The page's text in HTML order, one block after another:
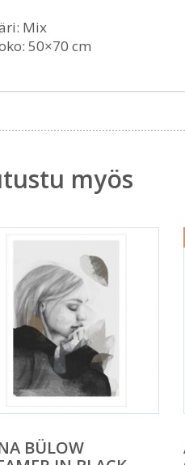
Mix
50×70 cm
myös
BÜLOW